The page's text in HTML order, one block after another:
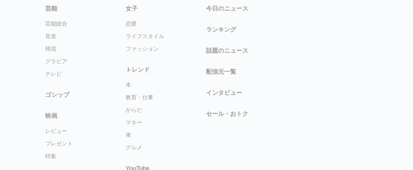
芸能
芸能総合
音楽
韓流
グラビア
テレビ
ゴシップ
映画
レビュー
プレゼント
特集
女子
恋愛
ライフスタイル
ファッション
トレンド
本
教育・仕事
からだ
マネー
車
グルメ
YouTube
今日のニュース
ランキング
話題のニュース
配信元一覧
インタビュー
セール・おトク